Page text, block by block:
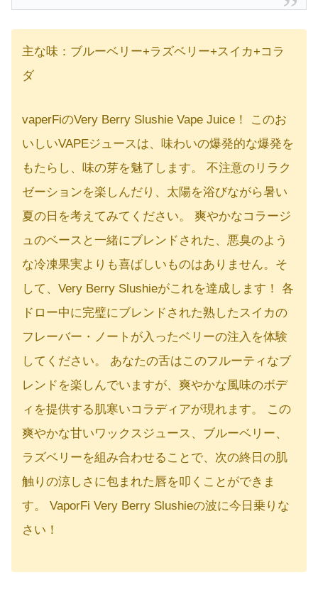
主な味：ブルーベリー+ラズベリー+スイカ+コラ
ダ
vaperFiのVery Berry Slushie Vape Juice！ このお
いしいVAPEジュースは、味わいの爆発的な爆発を
もたらし、味の芽を魅了します。 不注意のリラク
ゼーションを楽しんだり、太陽を浴びながら暑い
夏の日を考えてみてください。 爽やかなコラージ
ュのベースと一緒にブレンドされた、悪臭のよう
な冷凍果実よりも喜ばしいものはありません。そ
して、Very Berry Slushieがこれを達成します！ 各
ドロー中に完璧にブレンドされた熟したスイカの
フレーバー・ノートが入ったベリーの注入を体験
してください。 あなたの舌はこのフルーティなブ
レンドを楽しんでいますが、爽やかな風味のボデ
ィを提供する肌寒いコラディアが現れます。 この
爽やかな甘いワックスジュース、ブルーベリー、
ラズベリーを組み合わせることで、次の終日の肌
触りの涼しさに包まれた唇を叩くことができま
す。 VaporFi Very Berry Slushieの波に今日乗りな
さい！